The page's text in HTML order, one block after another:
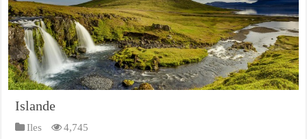
Islande
Iles 4,745